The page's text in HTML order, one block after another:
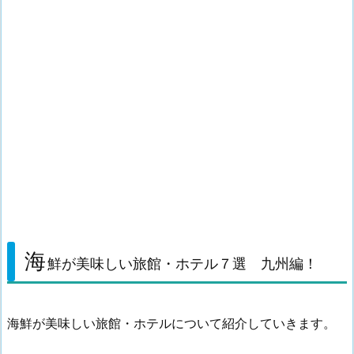
海鮮が美味しい旅館・ホテル７選 九州編！
海鮮が美味しい旅館・ホテルについて紹介していきます。